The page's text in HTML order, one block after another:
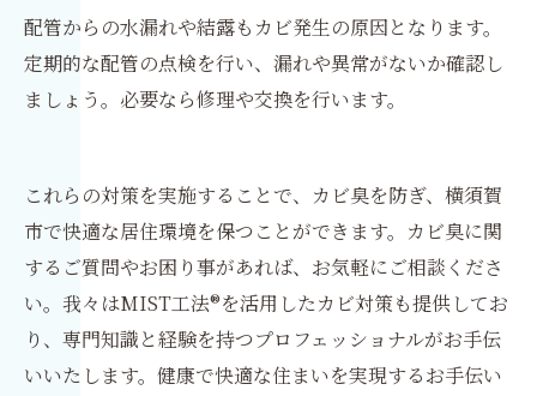
配管からの水漏れや結露もカビ発生の原因となります。
定期的な配管の点検を行い、漏れや異常がないか確認し
ましょう。必要なら修理や交換を行います。
これらの対策を実施することで、カビ臭を防ぎ、横須賀
市で快適な居住環境を保つことができます。カビ臭に関
するご質問やお困り事があれば、お気軽にご相談くださ
い。我々はMIST工法®を活用したカビ対策も提供してお
り、専門知識と経験を持つプロフェッショナルがお手伝
いいたします。健康で快適な住まいを実現するお手伝い